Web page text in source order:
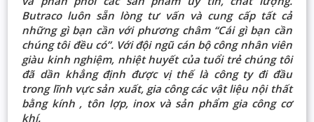
Butraco luôn sẵn lòng tư vấn và cung cấp tất cả
những gì bạn cần với phương châm “Cái gì bạn cần
chúng tôi đều có”. Với đội ngũ cán bộ công nhân viên
giàu kinh nghiệm, nhiệt huyết của tuổi trẻ chúng tôi
đã dần khẳng định được vị thế là công ty đi đầu
trong lĩnh vực sản xuất, gia công các vật liệu nội thất
bằng kính , tôn lợp, inox và sản phẩm gia công cơ
khí.